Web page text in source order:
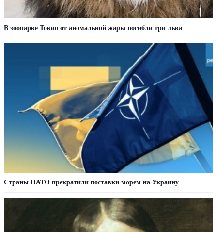
В зоопарке Токио от аномальной жары погибли три льва
Страны НАТО прекратили поставки морем на Украину